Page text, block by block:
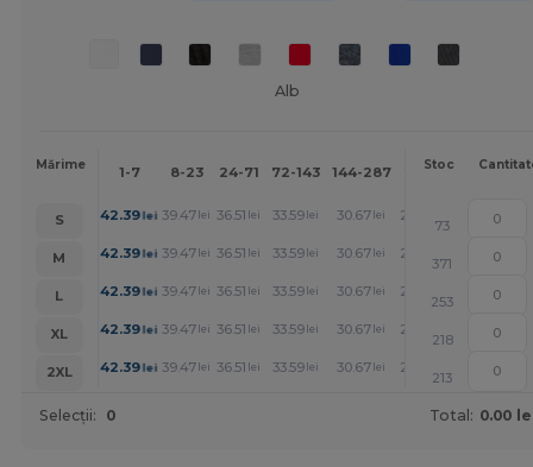
Alb
Mărime 1-7 8-23 24-71 72-143 144-287 288 +
Mai
Stoc
S 42.39lei 39.47lei 36.51 lei 33.59lei 30.67lei 29.21
73
M
42.39lei 39.47lei 36.51 lei 33.59lei 30.67lei 29.21
371
L
42.39lei 39.47lei 36.51 lei 33.59lei 30.67lei 29.21
253
XL
42.39lei 39.47lei 36.51 lei 33.59lei 30.67lei 29.21
218
2XL
42.39lei 39.47lei 36.51 lei 33.59lei 30.67lei 29.21
213
Selecții: 0 Total: 0.00